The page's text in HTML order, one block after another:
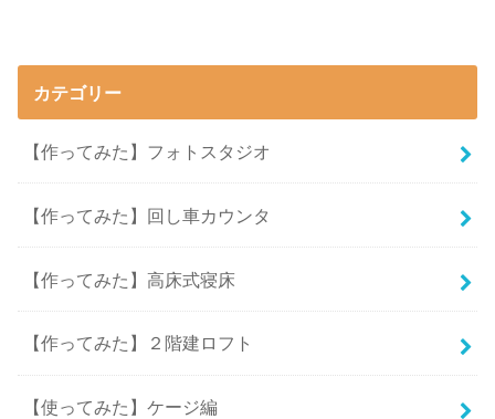
カテゴリー
【作ってみた】フォトスタジオ
【作ってみた】回し車カウンタ
【作ってみた】高床式寝床
【作ってみた】２階建ロフト
【使ってみた】ケージ編